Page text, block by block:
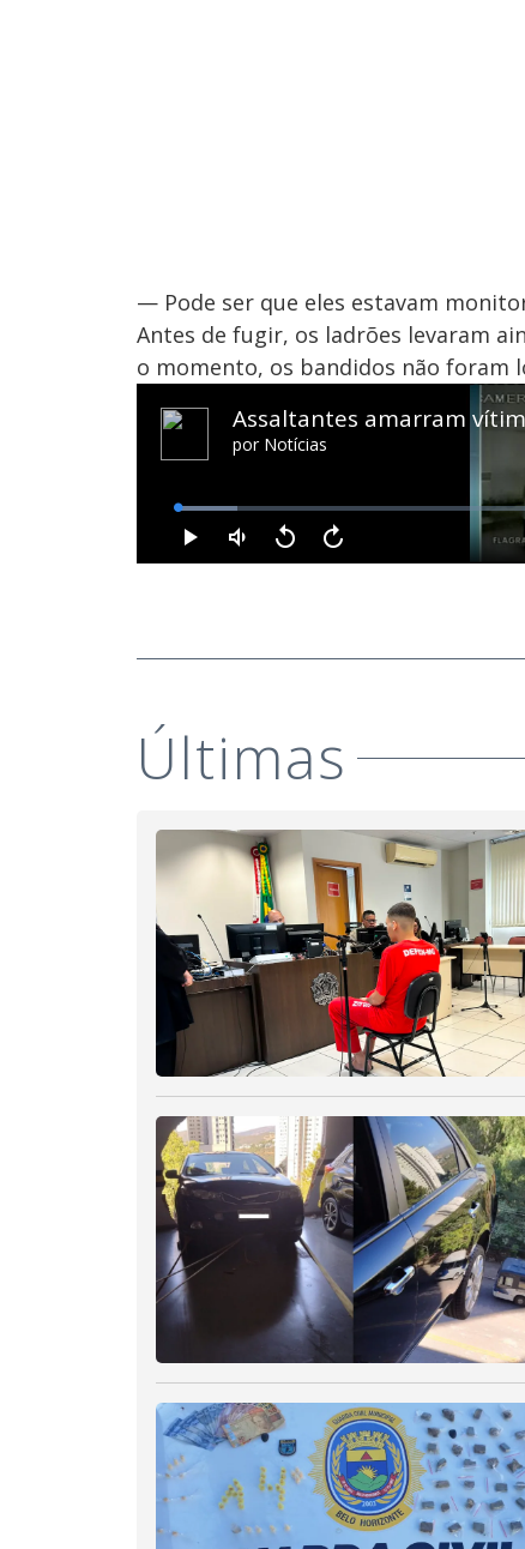
— Pode ser que eles estavam
Antes de fugir, os ladrões levaram
o momento, os bandidos não foram
Últimas